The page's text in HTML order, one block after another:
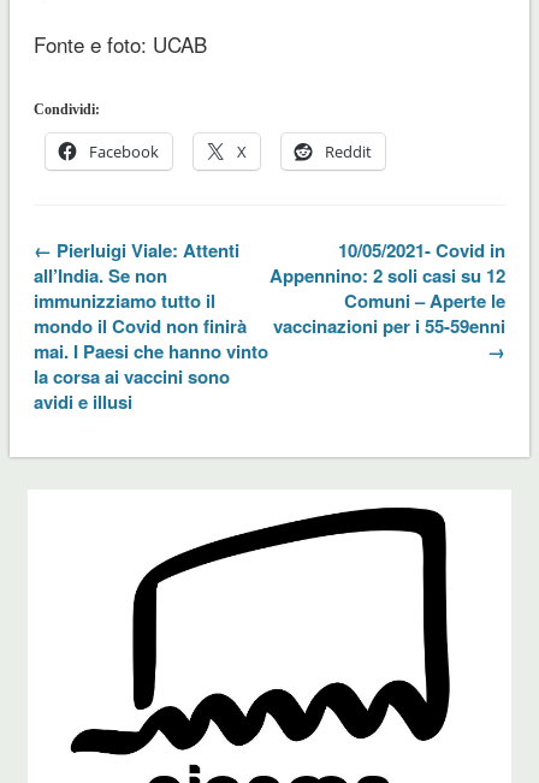
Fonte e foto: UCAB
Condividi:
Facebook X Reddit
← Pierluigi Viale: Attenti
all’India. Se non
immunizziamo tutto il
mondo il Covid non finirà
mai. I Paesi che hanno vinto
la corsa ai vaccini sono
avidi e illusi
10/05/2021- Covid in
Appennino: 2 soli casi su 12
Comuni – Aperte le
vaccinazioni per i 55-59enni
→